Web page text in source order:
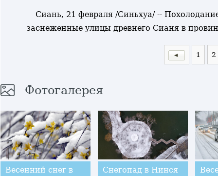
Сиань, 21 февраля /Синьхуа/ --
заснеженные улицы древнего Сианя в
1 2
Фотогалерея
Весенний снег в
Снегопад в Нинся